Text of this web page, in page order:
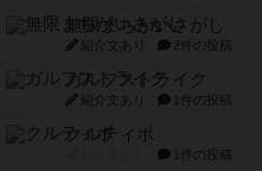
無限まちがいさがし
紹介文あり 2件の投稿
ガルフストライク
紹介文あり 1件の投稿
クルティボ
1件の投稿